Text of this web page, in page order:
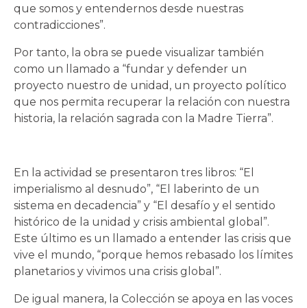
que somos y entendernos desde nuestras
contradicciones”.
Por tanto, la obra se puede visualizar también
como un llamado a “fundar y defender un
proyecto nuestro de unidad, un proyecto político
que nos permita recuperar la relación con nuestra
historia, la relación sagrada con la Madre Tierra”.
En la actividad se presentaron tres libros: “El
imperialismo al desnudo”, “El laberinto de un
sistema en decadencia” y “El desafío y el sentido
histórico de la unidad y crisis ambiental global”.
Este último es un llamado a entender las crisis que
vive el mundo, “porque hemos rebasado los límites
planetarios y vivimos una crisis global”.
De igual manera, la Colección se apoya en las voces